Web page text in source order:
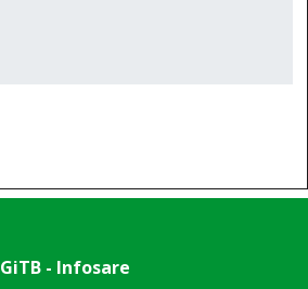
GiTB - Infosare